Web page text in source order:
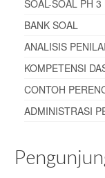
SOAL-SOAL PH 3
BANK SOAL
ANALISIS
KOMPETENSI
CONTOH
ADMINISTRASI